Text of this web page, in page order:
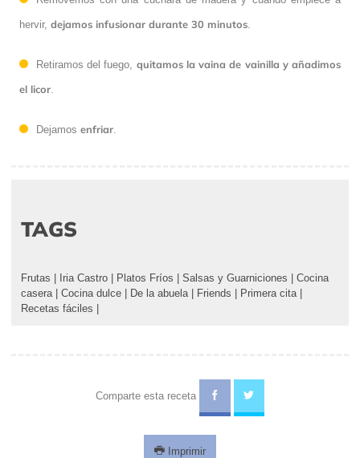
hervir, dejamos infusionar durante 30 minutos
Retiramos del fuego, quitamos la vaina de vainilla y añadimos
el licor
Dejamos enfriar
TAGS
Frutas Iria Castro Platos Fríos Salsas y Guarniciones
Cocina
casera
Cocina dulce De la abuela Friends Primera cita
Recetas fáciles
Comparte esta receta
Imprimir